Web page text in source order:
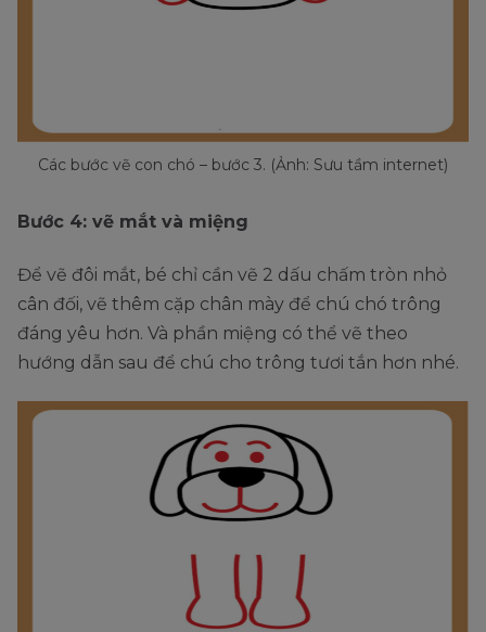
Các bước vẽ con chó – bước 3. (Ảnh: Sưu tầm internet)
Bước 4: vẽ mắt và miệng
Để vẽ đôi mắt, bé chỉ cần vẽ 2 dấu chấm tròn nhỏ
cân đối, vẽ thêm cặp chân mày để chú chó trông
đáng yêu hơn. Và phần miệng có thể vẽ theo
hướng dẫn sau để chú cho trông tươi tắn hơn nhé.